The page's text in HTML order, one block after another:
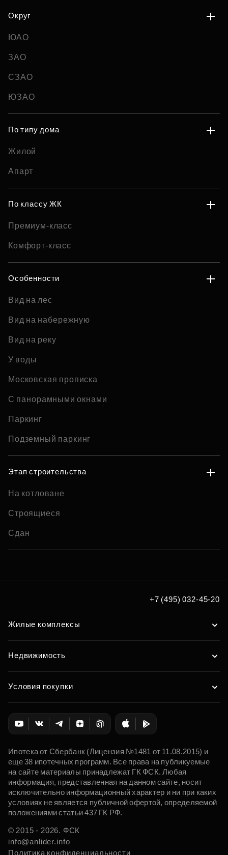
Округ
ЮАО
ЗАО
СЗАО
ЮЗАО
По типу дома
Жилой
Апарт
По классу ЖК
Премиум-класс
Комфорт-класс
Особенности
Вид на лес
Вид на набережную
Вид на реку
У воды
Московская прописка
С панорамными окнами
Паркинг
Подземный паркинг
Этап строительства
На котловане
Строящиеся
Сдан
+7 (495) 032-45-20
Жилые комплексы
Недвижимость
Условия покупки
Ипотека от Сбербанк (Лицензия №1481 от 11.08.2015) и
еще 38 ипотечных программ. Все права на публикуемые
на сайте материалы принадлежат ГК ФСК. Любая
информация, представленная на данном сайте, носит
исключительно информационный характер и ни при каких
условиях не является публичной офертой, определяемой
положениями статьи 437 ГК РФ.
© 2015 - 2026. ФСК
info@anlider.info
Политика конфиденциальности